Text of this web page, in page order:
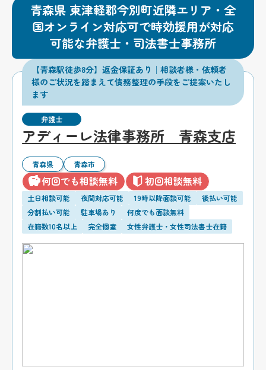
青森県 東津軽郡今別町近隣エリア・全
国オンライン対応可で時効援用が対応
可能な弁護士・司法書士事務所
【青森駅徒歩8分】返金保証あり│相談者様・依頼者
様のご状況を踏まえて債務整理の手段をご提案いたし
ます
弁護士
アディーレ法律事務所 青森支店
青森県 青森市
何回でも相談無料 初回相談無料
土日相談可能 夜間対応可能 19時以降面談可能
後払い可能
分割払い可能
駐車場あり
何度でも面談無料
在籍数10名以上
完全個室 女性弁護士・女性司法書士在籍